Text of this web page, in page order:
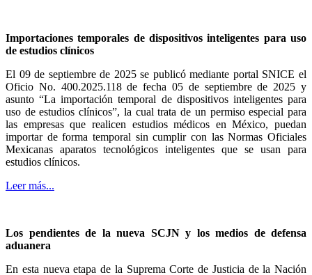
Importaciones temporales de dispositivos inteligentes para uso
de estudios clínicos
El 09 de septiembre de 2025 se publicó mediante portal SNICE el
Oficio No. 400.2025.118 de fecha 05 de septiembre de 2025 y
asunto “La importación temporal de dispositivos inteligentes para
uso de estudios clínicos”, la cual trata de un permiso especial para
las empresas que realicen estudios médicos en México, puedan
importar de forma temporal sin cumplir con las Normas Oficiales
Mexicanas aparatos tecnológicos inteligentes que se usan para
estudios clínicos.
Leer más...
Los pendientes de la nueva SCJN y los medios de defensa
aduanera
En esta nueva etapa de la Suprema Corte de Justicia de la Nación